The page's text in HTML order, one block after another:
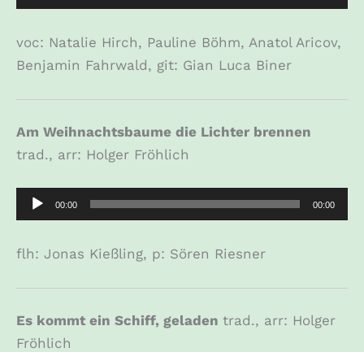
Player
voc: Natalie Hirch, Pauline Böhm, Anatol Aricov,
Benjamin Fahrwald, git: Gian Luca Biner
Am Weihnachtsbaume die Lichter brennen
trad., arr: Holger Fröhlich
Audio-
Player
00:00 00:00
flh: Jonas Kießling, p: Sören Riesner
Es kommt ein Schiff, geladen trad., arr: Holger
Fröhlich